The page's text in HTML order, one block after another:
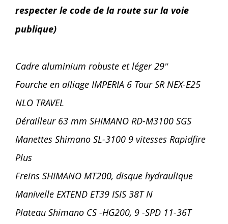
respecter le code de la route sur la voie
publique)
Cadre aluminium robuste et léger 29″
Fourche en alliage IMPERIA 6 Tour SR NEX-E25
NLO TRAVEL
Dérailleur 63 mm SHIMANO RD-M3100 SGS
Manettes Shimano SL-3100 9 vitesses Rapidfire
Plus
Freins SHIMANO MT200, disque hydraulique
Manivelle EXTEND ET39 ISIS 38T N
Plateau Shimano CS -HG200, 9 -SPD 11-36T